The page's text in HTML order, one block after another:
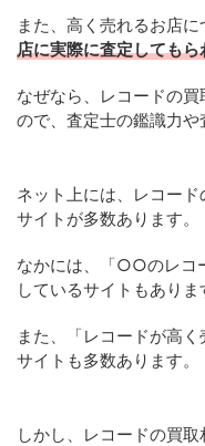
また、高く売れるお店に
店に実際に査定しても
なぜなら、レコードの
ので、査定士の鑑識力や
ネット上には、レコー
サイトが多数あります。
なかには、「○○のレコ
しているサイトもありま
また、「レコードが高
サイトも多数あります。
しかし、レコードの買取